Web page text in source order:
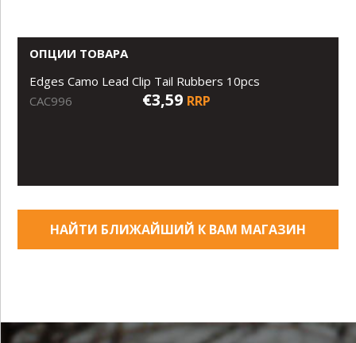
ОПЦИИ ТОВАРА
Edges Camo Lead Clip Tail Rubbers 10pcs
CAC996
€3,59 RRP
НАЙТИ БЛИЖАЙШИЙ К ВАМ МАГАЗИН